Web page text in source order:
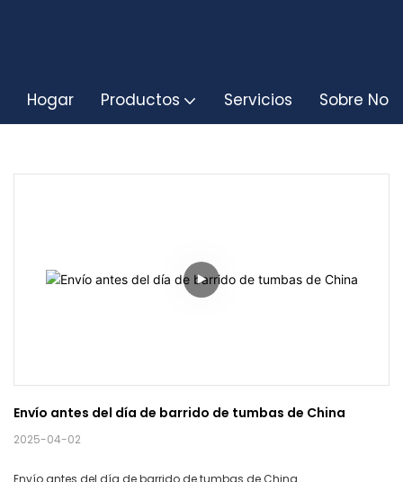
Hogar Productos Servicios Sobre
Envío antes del día de barrido de tumbas de China
2025-04-02